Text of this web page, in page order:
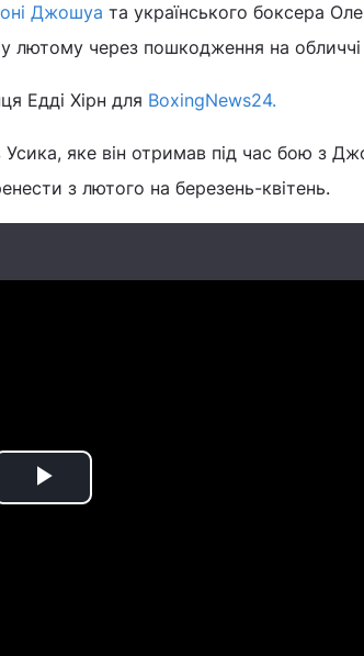
Джошуа та українського боксера
лютому через пошкодження на обличчі
Едді Хірн для BoxingNews24.
Усика, яке він отримав під час бою з
з лютого на березень-квітень.
Play